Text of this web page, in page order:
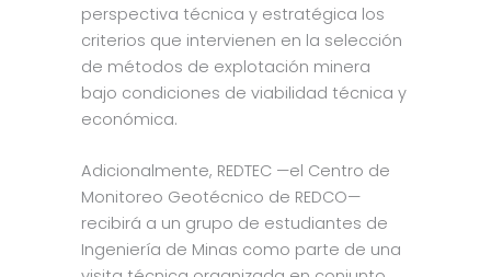
perspectiva técnica y estratégica los
criterios que intervienen en la selección
de métodos de explotación minera
bajo condiciones de viabilidad técnica y
económica.
Adicionalmente, REDTEC —el Centro de
Monitoreo Geotécnico de REDCO—
recibirá a un grupo de estudiantes de
Ingeniería de Minas como parte de una